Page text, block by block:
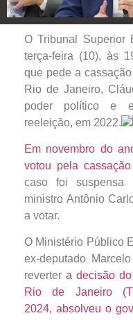
O Tribunal Superior
terça-feira (10), às
que pede a
Rio de Janeiro,
poder político e
reeleição, em 2022.
Em novembro do
votou pela
caso foi
ministro Antônio
a votar.
O Ministério Público
ex-deputado
reverter a decisão
Rio de Janeiro
2024, absolveu o